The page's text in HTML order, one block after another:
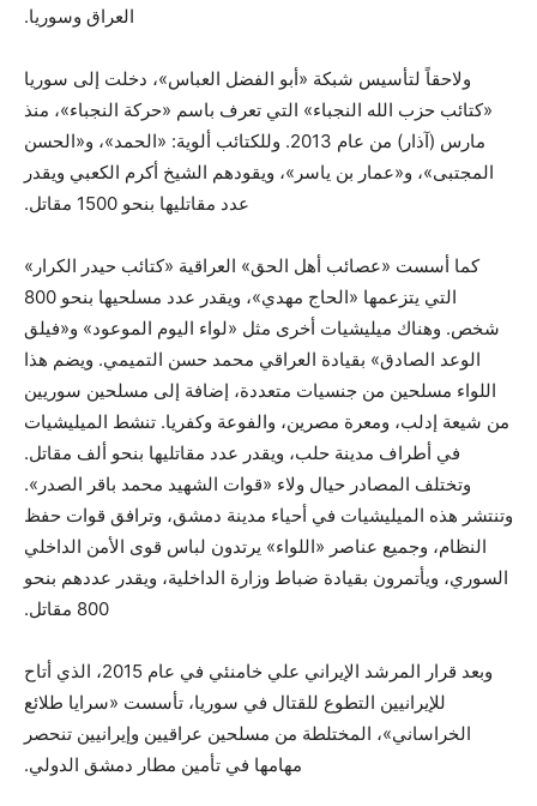
العراق وسوريا.
ولاحقاً لتأسيس شبكة «أبو الفضل العباس»، دخلت إلى سوريا
«كتائب حزب الله النجباء» التي تعرف باسم «حركة النجباء»، منذ
مارس (آذار) من عام 2013. وللكتائب ألوية: «الحمد»، و«الحسن
المجتبى»، و«عمار بن ياسر»، ويقودهم الشيخ أكرم الكعبي ويقدر
عدد مقاتليها بنحو 1500 مقاتل.
كما أسست «عصائب أهل الحق» العراقية «كتائب حيدر الكرار»
التي يتزعمها «الحاج مهدي»، ويقدر عدد مسلحيها بنحو 800
شخص. وهناك ميليشيات أخرى مثل «لواء اليوم الموعود» و«فيلق
الوعد الصادق» بقيادة العراقي محمد حسن التميمي. ويضم هذا
اللواء مسلحين من جنسيات متعددة، إضافة إلى مسلحين سوريين
من شيعة إدلب، ومعرة مصرين، والفوعة وكفريا. تنشط الميليشيات
في أطراف مدينة حلب، ويقدر عدد مقاتليها بنحو ألف مقاتل.
وتختلف المصادر حيال ولاء «قوات الشهيد محمد باقر الصدر».
وتنتشر هذه الميليشيات في أحياء مدينة دمشق، وترافق قوات حفظ
النظام، وجميع عناصر «اللواء» يرتدون لباس قوى الأمن الداخلي
السوري، ويأتمرون بقيادة ضباط وزارة الداخلية، ويقدر عددهم بنحو
800 مقاتل.
وبعد قرار المرشد الإيراني علي خامنئي في عام 2015، الذي أتاح
للإيرانيين التطوع للقتال في سوريا، تأسست «سرايا طلائع
الخراساني»، المختلطة من مسلحين عراقيين وإيرانيين تنحصر
مهامها في تأمين مطار دمشق الدولي.